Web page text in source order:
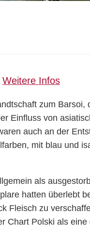
Weitere Infos
zum
Einfluss von
auch an der
mit blau und
als
hatten überlebt
Fleisch zu
Chart Polski als